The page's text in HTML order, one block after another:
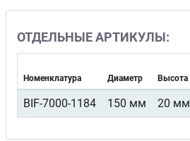
ОТДЕЛЬНЫЕ АРТИКУЛЫ:
Номенклатура Диаметр Высота
BIF-7000-1184 150 мм 20 мм